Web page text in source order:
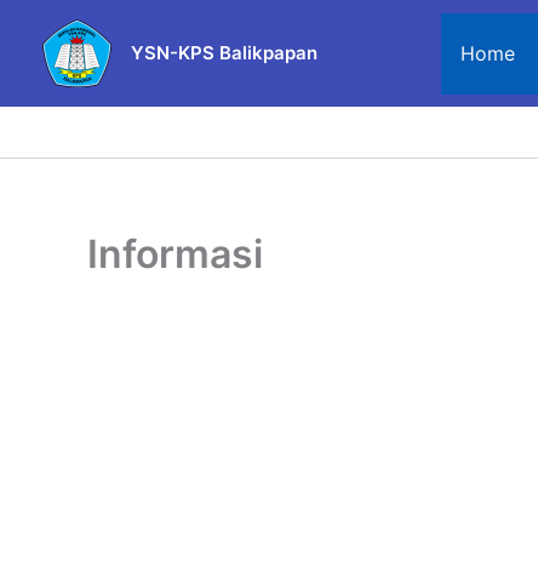
content
YSN-KPS Balikpapan Home
Informasi